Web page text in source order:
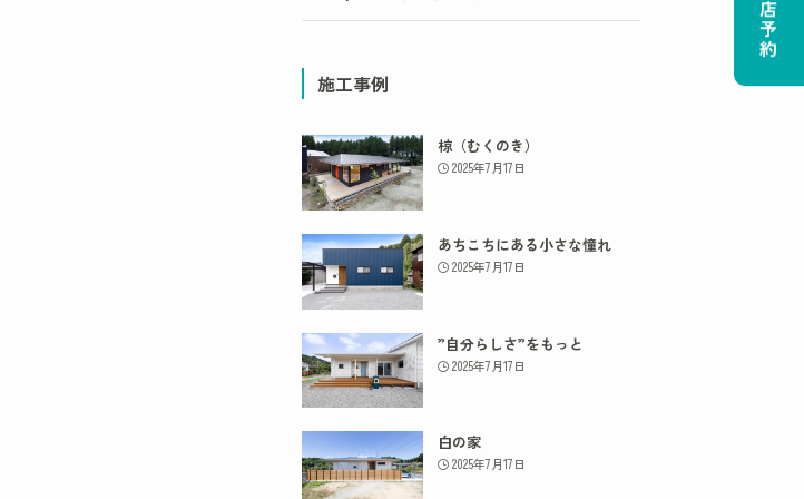
施工事例
椋（むくのき）
2025年7月17日
あちこちにある小さな憧れ
2025年7月17日
”自分らしさ”をもっと
2025年7月17日
白の家
2025年7月17日